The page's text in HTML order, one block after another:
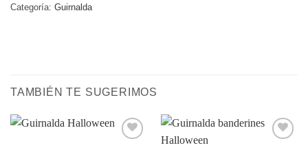
Categoría: Guirnalda
TAMBIÉN TE SUGERIMOS